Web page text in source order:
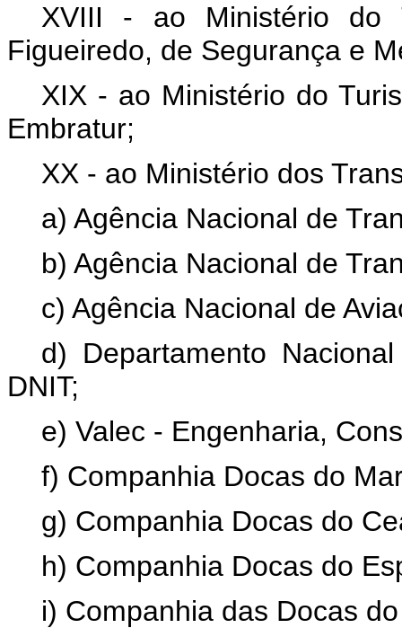
XVIII - ao Ministério do
Figueiredo, de Segurança e
XIX - ao Ministério do
Embratur;
XX - ao Ministério dos
a) Agência Nacional de
b) Agência Nacional de
c) Agência Nacional de
d) Departamento
DNIT;
e) Valec - Engenharia,
f) Companhia Docas do
g) Companhia Docas do
h) Companhia Docas do
i) Companhia das Docas